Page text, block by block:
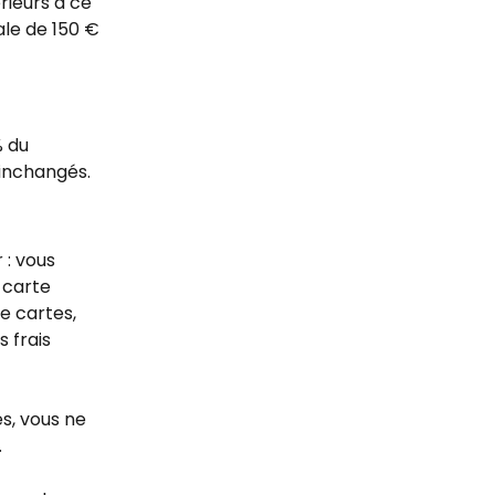
de 150 €
du
vous
carte
cartes,
frais
vous ne